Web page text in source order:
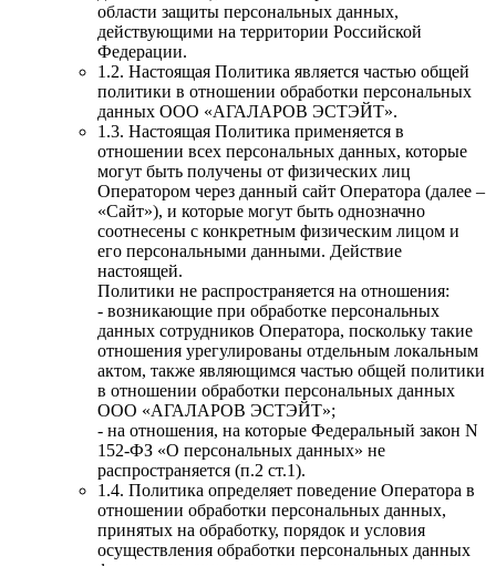
области защиты персональных данных,
действующими на территории Российской
Федерации.
1.2. Настоящая Политика является частью общей
политики в отношении обработки персональных
данных ООО «АГАЛАРОВ ЭСТЭЙТ».
1.3. Настоящая Политика применяется в
отношении всех персональных данных, которые
могут быть получены от физических лиц
Оператором через данный сайт Оператора (далее –
«Сайт»), и которые могут быть однозначно
соотнесены с конкретным физическим лицом и
его персональными данными. Действие
настоящей.
Политики не распространяется на отношения:
- возникающие при обработке персональных
данных сотрудников Оператора, поскольку такие
отношения урегулированы отдельным локальным
актом, также являющимся частью общей политики
в отношении обработки персональных данных
ООО «АГАЛАРОВ ЭСТЭЙТ»;
- на отношения, на которые Федеральный закон N
152-ФЗ «О персональных данных» не
распространяется (п.2 ст.1).
1.4. Политика определяет поведение Оператора в
отношении обработки персональных данных,
принятых на обработку, порядок и условия
осуществления обработки персональных данных